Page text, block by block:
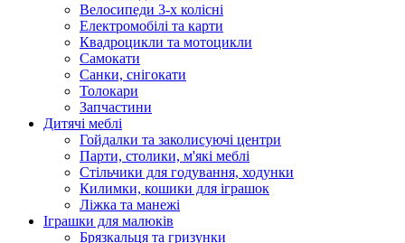
Велосипеди 3-х колісні
Електромобілі та карти
Квадроцикли та мотоцикли
Самокати
Санки, снігокати
Толокари
Запчастини
Дитячі меблі
Гойдалки та заколисуючі центри
Парти, столики, м'які меблі
Стільчики для годування, ходунки
Килимки, кошики для іграшок
Ліжка та манежі
Іграшки для малюків
Брязкальця та гризунки